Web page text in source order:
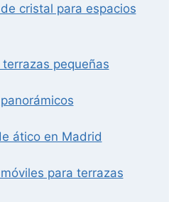
cristal para espacios
pequeñas
ático en Madrid
para terrazas